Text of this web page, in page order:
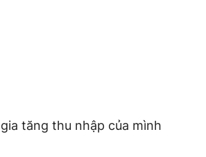
tăng thu nhập của mình